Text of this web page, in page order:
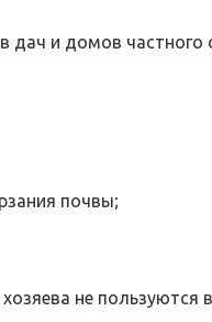
дач и домов
почвы;
не